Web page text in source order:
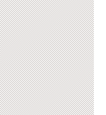
福井市 腰椎すべり症
の診断
2021-10-14